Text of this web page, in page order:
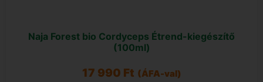
Naja Forest bio Cordyceps Étrend-kiegészítő
(100ml)
17 990 Ft (ÁFA-val)